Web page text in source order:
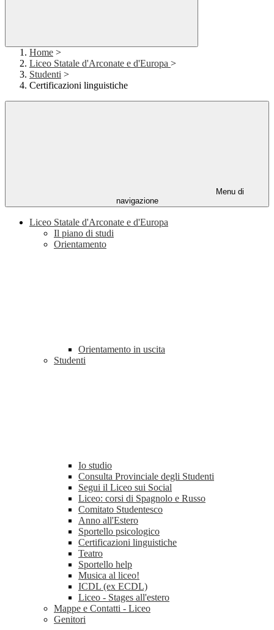
Home >
Liceo Statale d'Arconate e d'Europa >
Studenti >
Certificazioni linguistiche
Menu di
navigazione
Liceo Statale d'Arconate e d'Europa
Il piano di studi
Orientamento
Orientamento in uscita
Studenti
Io studio
Consulta Provinciale degli Studenti
Segui il Liceo sui Social
Liceo: corsi di Spagnolo e Russo
Comitato Studentesco
Anno all'Estero
Sportello psicologico
Certificazioni linguistiche
Teatro
Sportello help
Musica al liceo!
ICDL (ex ECDL)
Liceo - Stages all'estero
Mappe e Contatti - Liceo
Genitori